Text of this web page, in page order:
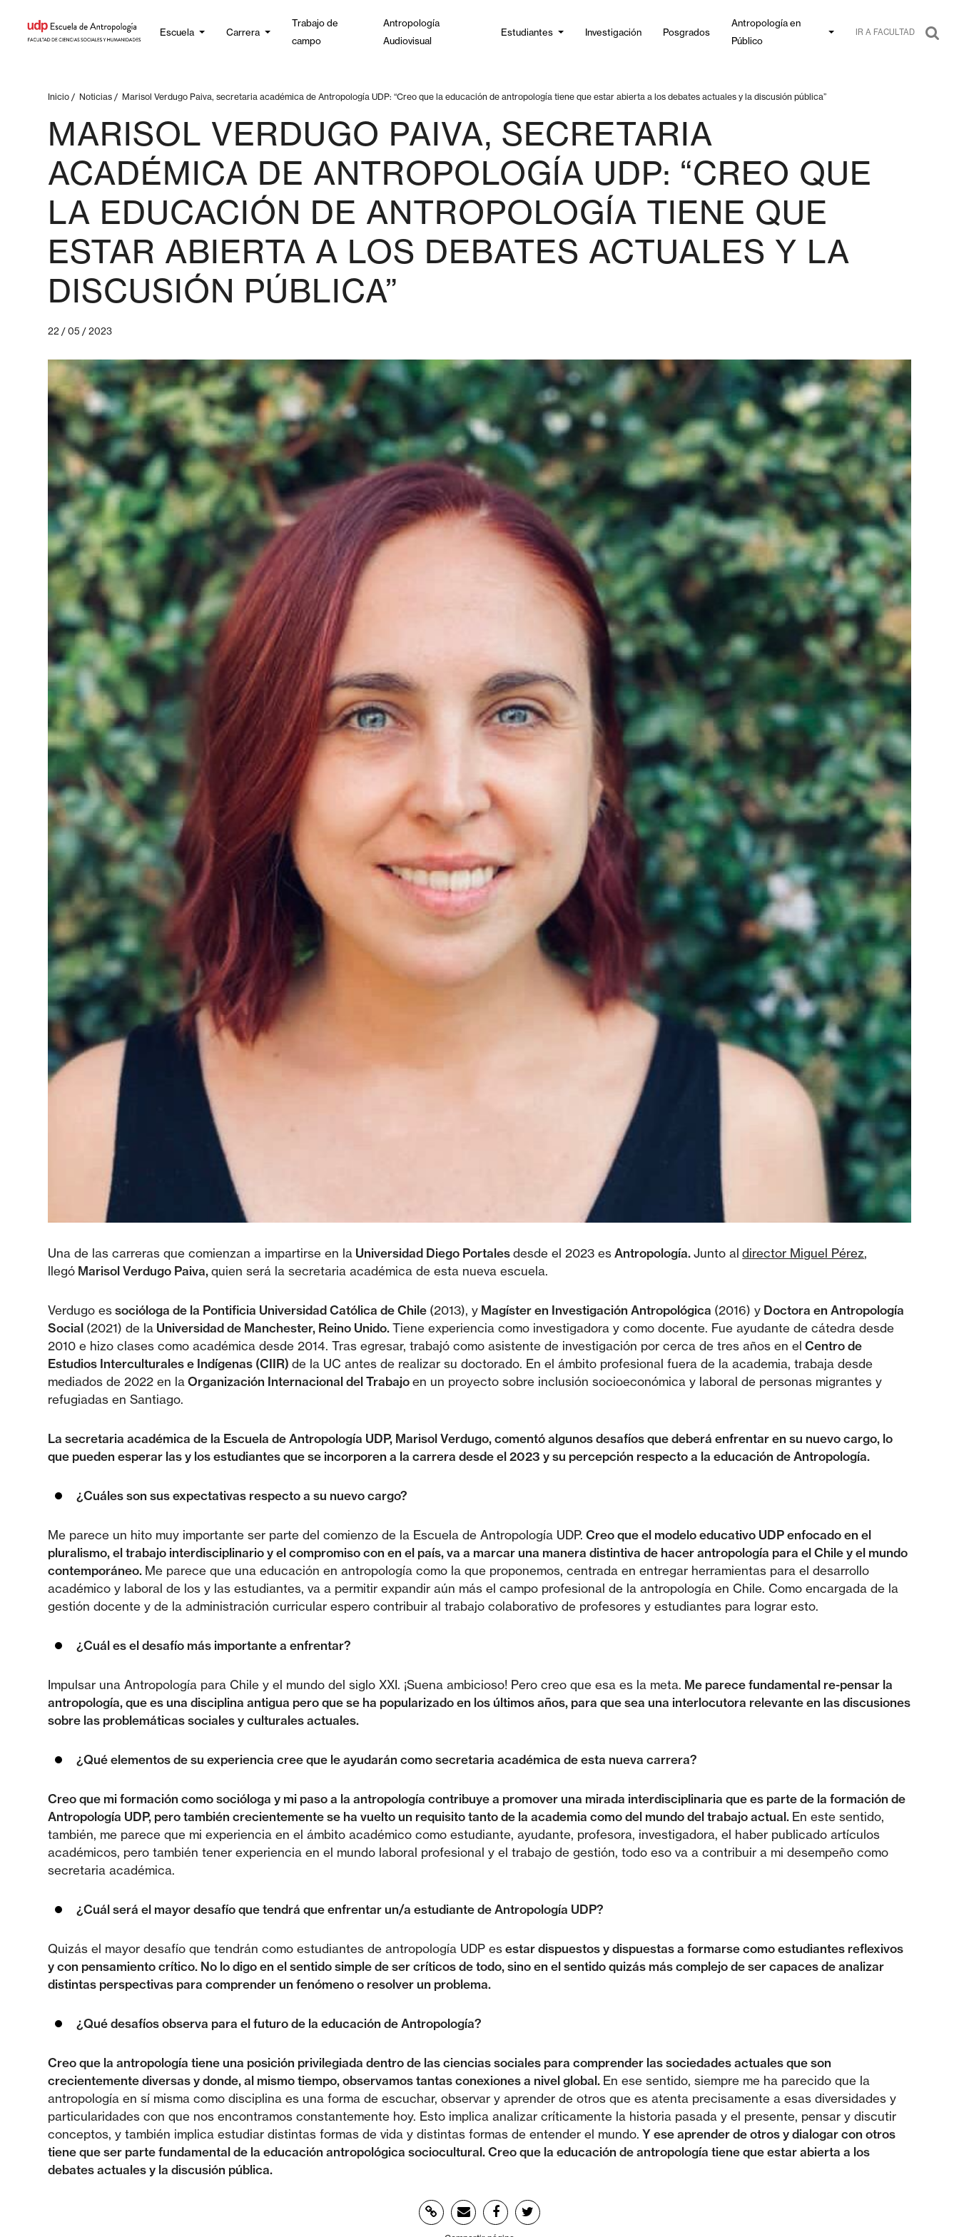
Escuela Carrera
Trabajo de
campo
Antropología
Audiovisual
Estudiantes Investigación Posgrados
Antropología en
Público
IR A FACULTAD
Inicio / Noticias / Marisol Verdugo Paiva, secretaria académica de Antropología UDP: “Creo que la educación de antropología tiene que estar abierta a los debates actuales y la discusión pública”
MARISOL VERDUGO PAIVA, SECRETARIA
ACADÉMICA DE ANTROPOLOGÍA UDP: “CREO QUE
LA EDUCACIÓN DE ANTROPOLOGÍA TIENE QUE
ESTAR ABIERTA A LOS DEBATES ACTUALES Y LA
DISCUSIÓN PÚBLICA”
22 / 05 / 2023
Una de las carreras que comienzan a impartirse en la Universidad Diego Portalesdesde el 2023 esAntropología.Junto aldirector Miguel Pérez,
llegó Marisol Verdugo Paiva,quien será la secretaria académica de esta nueva escuela.
Verdugo essocióloga de la Pontificia Universidad Católica de Chile (2013), y Magíster en Investigación Antropológica (2016) y Doctora en Antropología
Social (2021) de la Universidad de Manchester, Reino Unido.Tiene experiencia como investigadora y como docente. Fue ayudante de cátedra desde
2010 e hizo clases como académica desde 2014. Tras egresar, trabajó como asistente de investigación por cerca de tres años en el Centro de
Estudios Interculturales e Indígenas (CIIR) de la UC antes de realizar su doctorado. En el ámbito profesional fuera de la academia, trabaja desde
mediados de 2022 en laOrganización Internacional del Trabajoen un proyecto sobre inclusión socioeconómica y laboral de personas migrantes y
refugiadas en Santiago.
La secretaria académica de la Escuela de Antropología UDP, Marisol Verdugo, comentó algunos desafíos que deberá enfrentar en su nuevo cargo, lo
que pueden esperar las y los estudiantes que se incorporen a la carrera desde el 2023 y su percepción respecto a la educación de Antropología.
¿Cuáles son sus expectativas respecto a su nuevo cargo?
Me parece un hito muy importante ser parte del comienzo de la Escuela de Antropología UDP.Creo que el modelo educativo UDP enfocado en el
pluralismo, el trabajo interdisciplinario y el compromiso con en el país, va a marcar una manera distintiva de hacer antropología para el Chile y el mundo
contemporáneo. Me parece que una educación en antropología como la que proponemos, centrada en entregar herramientas para el desarrollo
académico y laboral de los y las estudiantes, va a permitir expandir aún más el campo profesional de la antropología en Chile. Como encargada de la
gestión docente y de la administración curricular espero contribuir al trabajo colaborativo de profesores y estudiantes para lograr esto.
¿Cuál es el desafío más importante a enfrentar?
Impulsar una Antropología para Chile y el mundo del siglo XXI. ¡Suena ambicioso! Pero creo que esa es la meta. Me parece fundamental re-pensar la
antropología, que es una disciplina antigua pero que se ha popularizado en los últimos años, para que sea una interlocutora relevante en las discusiones
sobre las problemáticas sociales y culturales actuales.
¿Qué elementos de su experiencia cree que le ayudarán como secretaria académica de esta nueva carrera?
Creo que mi formación como socióloga y mi paso a la antropología contribuye a promover una mirada interdisciplinaria que es parte de la formación de
Antropología UDP, pero también crecientemente se ha vuelto un requisito tanto de la academia como del mundo del trabajo actual. En este sentido,
también, me parece que mi experiencia en el ámbito académico como estudiante, ayudante, profesora, investigadora, el haber publicado artículos
académicos, pero también tener experiencia en el mundo laboral profesional y el trabajo de gestión, todo eso va a contribuir a mi desempeño como
secretaria académica.
¿Cuál será el mayor desafío que tendrá que enfrentar un/a estudiante de Antropología UDP?
Quizás el mayor desafío que tendrán como estudiantes de antropología UDP esestar dispuestos y dispuestas a formarse como estudiantes reflexivos
y con pensamiento crítico. No lo digo en el sentido simple de ser críticos de todo, sino en el sentido quizás más complejo de ser capaces de analizar
distintas perspectivas para comprender un fenómeno o resolver un problema.
¿Qué desafíos observa para el futuro de la educación de Antropología?
Creo que la antropología tiene una posición privilegiada dentro de las ciencias sociales para comprender las sociedades actuales que son
crecientemente diversas y donde, al mismo tiempo, observamos tantas conexiones a nivel global. En ese sentido, siempre me ha parecido que la
antropología en sí misma como disciplina es una forma de escuchar, observar y aprender de otros que es atenta precisamente a esas diversidades y
particularidades con que nos encontramos constantemente hoy. Esto implica analizar críticamente la historia pasada y el presente, pensar y discutir
conceptos, y también implica estudiar distintas formas de vida y distintas formas de entender el mundo.Y ese aprender de otros y dialogar con otros
tiene que ser parte fundamental de la educación antropológica sociocultural. Creo que la educación de antropología tiene que estar abierta a los
debates actuales y la discusión pública.